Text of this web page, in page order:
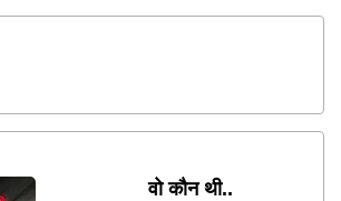
वो कौन थी..